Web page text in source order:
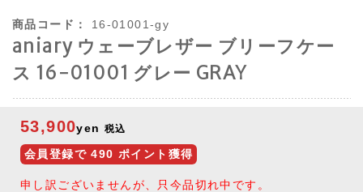
商品コード： 16-01001-gy
aniary ウェーブレザー ブリーフケー
ス 16-01001 グレー GRAY
53,900yen 税込
会員登録で490 ポイント獲得
申し訳ございませんが、只今品切れ中です。